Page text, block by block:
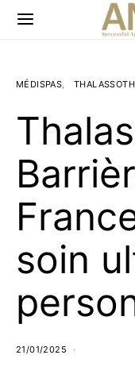
MÉDISPAS
soin
21/01/2025